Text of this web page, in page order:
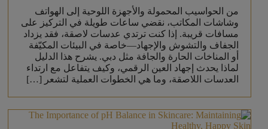
من الحواسيب المحمولة والأجهزة اللوحية إلى الهواتف
وشاشات المكاتب، نقضي ساعات طويلة في التركيز على
مسافات قريبة. إذا كنت ترتدي عدسات لاصقة، فقد يزداد
الجفاف والتشوش والإجهاد—خاصة في البيئات المكيّفة
أو المناخات الحارة والجافة مثل دبي. يشرح هذا الدليل
لماذا يحدث إجهاد العين الرقمي، وكيف يتفاعل مع ارتداء
العدسات اللاصقة، وما هي الخطوات العملية لتشعر […]